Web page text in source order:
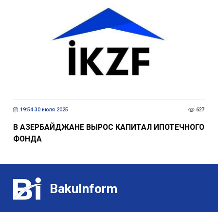
19:54 30 июля 2025 627
В АЗЕРБАЙДЖАНЕ ВЫРОС КАПИТАЛ ИПОТЕЧНОГО
ФОНДА
BakuInform